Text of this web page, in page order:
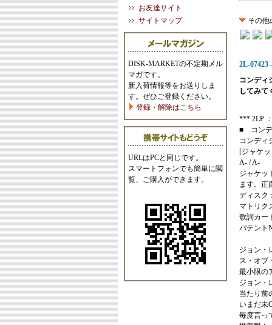
お友達サイト
サイトマップ
DISK-MARKETの不定期メル
マガです。
新入荷情報等をお送りしま
す。ぜひご登録ください。
登録・解除はこちら
URLはPCと同じです。
スマートフォンでも簡単に閲
覧、ご購入ができます。
その他
2L-07423
コンディ
してみて
*** 2LP
■ コン
コンディ
[ジャケ
A- / A-
ジャケッ
ます。正
ディスク
マトリク
歌詞カー
パテント
ジョン・
ス・オブ
最小限の
ジョン・
当たり前
いまだ未
毎度言っ